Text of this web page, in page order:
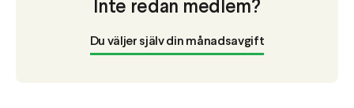
Inte redan medlem?
Du väljer själv din månadsavgift